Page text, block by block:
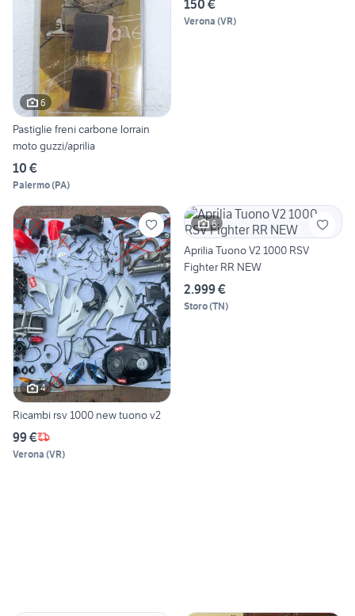
6
Pastiglie freni carbone lorrain
moto guzzi/aprilia
10 €
Palermo(PA)
150 €
Verona (VR)
4
Ricambi rsv 1000 new tuono v2
99 €
Verona (VR)
6
Aprilia Tuono V2 1000 RSV
Fighter RR NEW
2.999 €
Storo(TN)